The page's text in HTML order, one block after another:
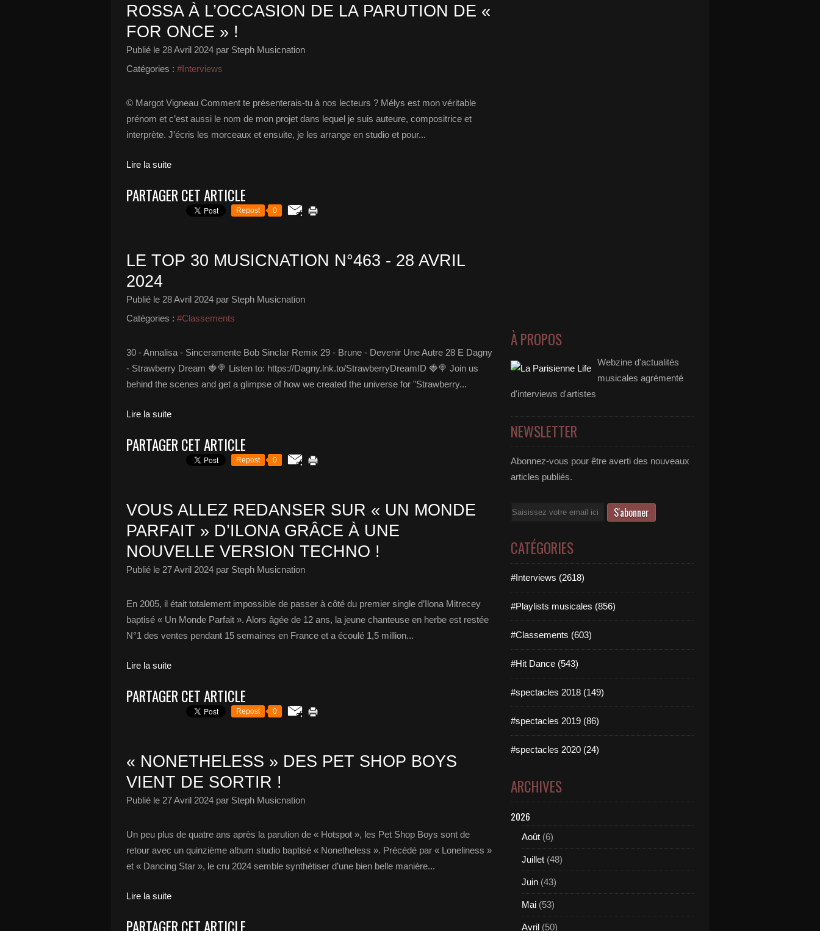
ROSSA À L’OCCASION DE LA PARUTION DE «
FOR ONCE » !
Publié le 28 Avril 2024 par Steph Musicnation
Catégories : #Interviews
© Margot Vigneau Comment te présenterais-tu à nos lecteurs ? Mélys est mon véritable
prénom et c’est aussi le nom de mon projet dans lequel je suis auteure, compositrice et
interprète. J’écris les morceaux et ensuite, je les arrange en studio et pour...
Lire la suite
PARTAGER CET ARTICLE
Repost 0
LE TOP 30 MUSICNATION N°463 - 28 AVRIL
2024
Publié le 28 Avril 2024 par Steph Musicnation
Catégories : #Classements
30 - Annalisa - Sinceramente Bob Sinclar Remix 29 - Brune - Devenir Une Autre 28 E Dagny
- Strawberry Dream 🍓🍭 Listen to: https://Dagny.lnk.to/StrawberryDreamID 🍓🍭 Join us
behind the scenes and get a glimpse of how we created the universe for "Strawberry...
Lire la suite
PARTAGER CET ARTICLE
Repost 0
VOUS ALLEZ REDANSER SUR « UN MONDE
PARFAIT » D’ILONA GRÂCE À UNE
NOUVELLE VERSION TECHNO !
Publié le 27 Avril 2024 par Steph Musicnation
En 2005, il était totalement impossible de passer à côté du premier single d’Ilona Mitrecey
baptisé « Un Monde Parfait ». Alors âgée de 12 ans, la jeune chanteuse en herbe est restée
N°1 des ventes pendant 15 semaines en France et a écoulé 1,5 million...
Lire la suite
PARTAGER CET ARTICLE
Repost 0
« NONETHELESS » DES PET SHOP BOYS
VIENT DE SORTIR !
Publié le 27 Avril 2024 par Steph Musicnation
Un peu plus de quatre ans après la parution de « Hotspot », les Pet Shop Boys sont de
retour avec un quinzième album studio baptisé « Nonetheless ». Précédé par « Loneliness »
et « Dancing Star », le cru 2024 semble synthétiser d’une bien belle manière...
Lire la suite
PARTAGER CET ARTICLE
À PROPOS
Webzine d'actualités
musicales agrémenté
d'interviews d'artistes
NEWSLETTER
Abonnez-vous pour être averti des nouveaux
articles publiés.
Email
CATÉGORIES
#Interviews (2618)
#Playlists musicales (856)
#Classements (603)
#Hit Dance (543)
#spectacles 2018 (149)
#spectacles 2019 (86)
#spectacles 2020 (24)
ARCHIVES
2026
Août (6)
Juillet (48)
Juin (43)
Mai (53)
Avril (50)